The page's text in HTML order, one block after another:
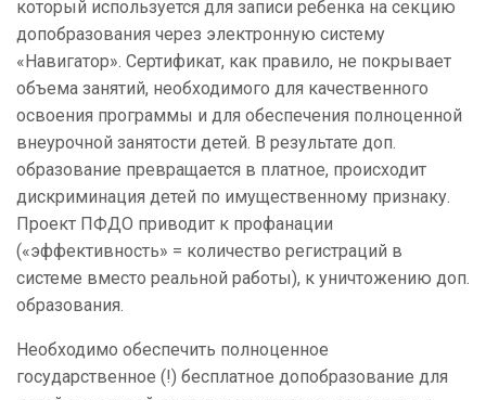
который используется для записи ребенка на секцию
допобразования через электронную систему
«Навигатор». Сертификат, как правило, не покрывает
объема занятий, необходимого для качественного
освоения программы и для обеспечения полноценной
внеурочной занятости детей. В результате доп.
образование превращается в платное, происходит
дискриминация детей по имущественному признаку.
Проект ПФДО приводит к профанации
(«эффективность» = количество регистраций в
системе вместо реальной работы), к уничтожению доп.
образования.
Необходимо обеспечить полноценное
государственное (!) бесплатное допобразование для